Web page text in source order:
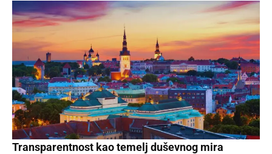
Transparentnost kao temelj duševnog mira